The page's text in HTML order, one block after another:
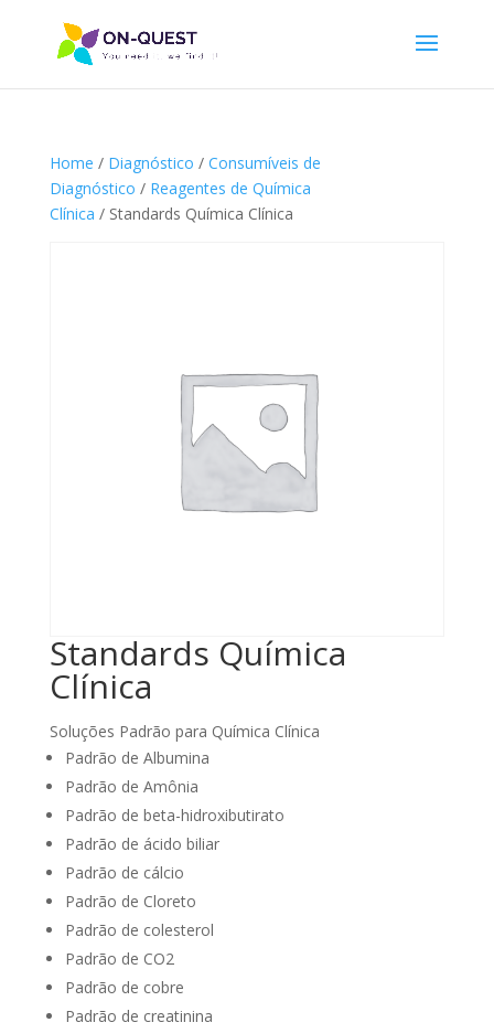
Home / Diagnóstico / Consumíveis de
Diagnóstico / Reagentes de Química
Clínica / Standards Química Clínica
Standards Química
Clínica
Soluções Padrão para Química Clínica
Padrão de Albumina
Padrão de Amônia
Padrão de beta-hidroxibutirato
Padrão de ácido biliar
Padrão de cálcio
Padrão de Cloreto
Padrão de colesterol
Padrão de CO2
Padrão de cobre
Padrão de creatinina